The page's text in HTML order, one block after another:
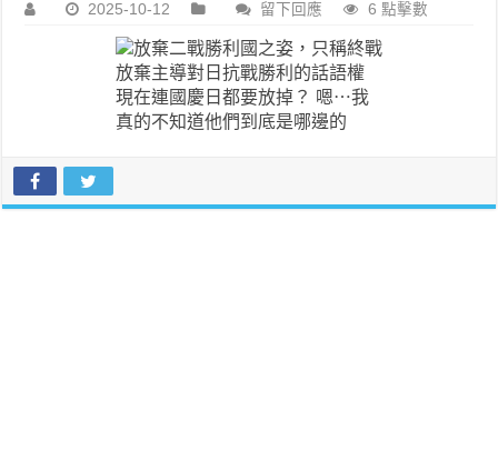
2025-10-12 留下回應 6 點擊數